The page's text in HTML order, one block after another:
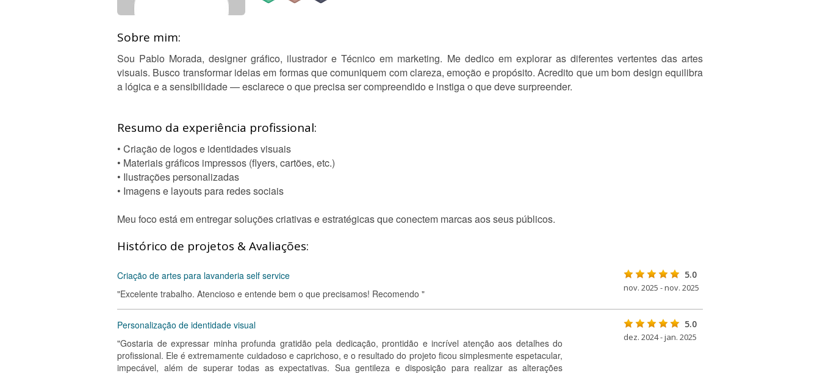
Sobre mim:
Sou Pablo Morada, designer gráfico, ilustrador e Técnico em marketing. Me dedico em explorar as diferentes vertentes das artes
visuais. Busco transformar ideias em formas que comuniquem com clareza, emoção e propósito. Acredito que um bom design equilibra
a lógica e a sensibilidade — esclarece o que precisa ser compreendido e instiga o que deve surpreender.
Resumo da experiência profissional:
• Criação de logos e identidades visuais
• Materiais gráficos impressos (flyers, cartões, etc.)
• Ilustrações personalizadas
• Imagens e layouts para redes sociais
Meu foco está em entregar soluções criativas e estratégicas que conectem marcas aos seus públicos.
Histórico de projetos & Avaliações:
Criação de artes para lavanderia self service
"Excelente trabalho. Atencioso e entende bem o que precisamos! Recomendo "
5.0
nov. 2025 - nov. 2025
Personalização de identidade visual
"Gostaria de expressar minha profunda gratidão pela dedicação, prontidão e incrível atenção aos detalhes do
profissional. Ele é extremamente cuidadoso e caprichoso, e o resultado do projeto ficou simplesmente espetacular,
impecável, além de superar todas as expectativas. Sua gentileza e disposição para realizar as alterações
5.0
dez. 2024 - jan. 2025